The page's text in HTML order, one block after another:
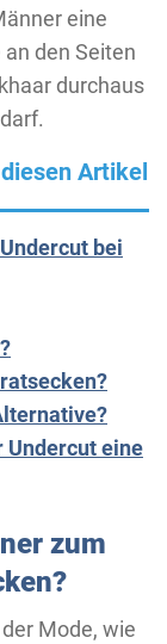
eine
den Seiten
durchaus
Artikel
bei
Undercut eine
zum
Mode, wie